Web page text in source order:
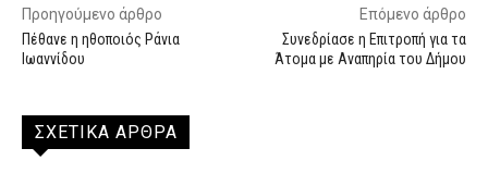
Προηγούμενο άρθρο
Πέθανε η ηθοποιός Ράνια
Ιωαννίδου
Επόμενο άρθρο
Συνεδρίασε η Επιτροπή για τα
Άτομα με Αναπηρία του Δήμου
ΣΧΕΤΙΚΑ ΑΡΘΡΑ